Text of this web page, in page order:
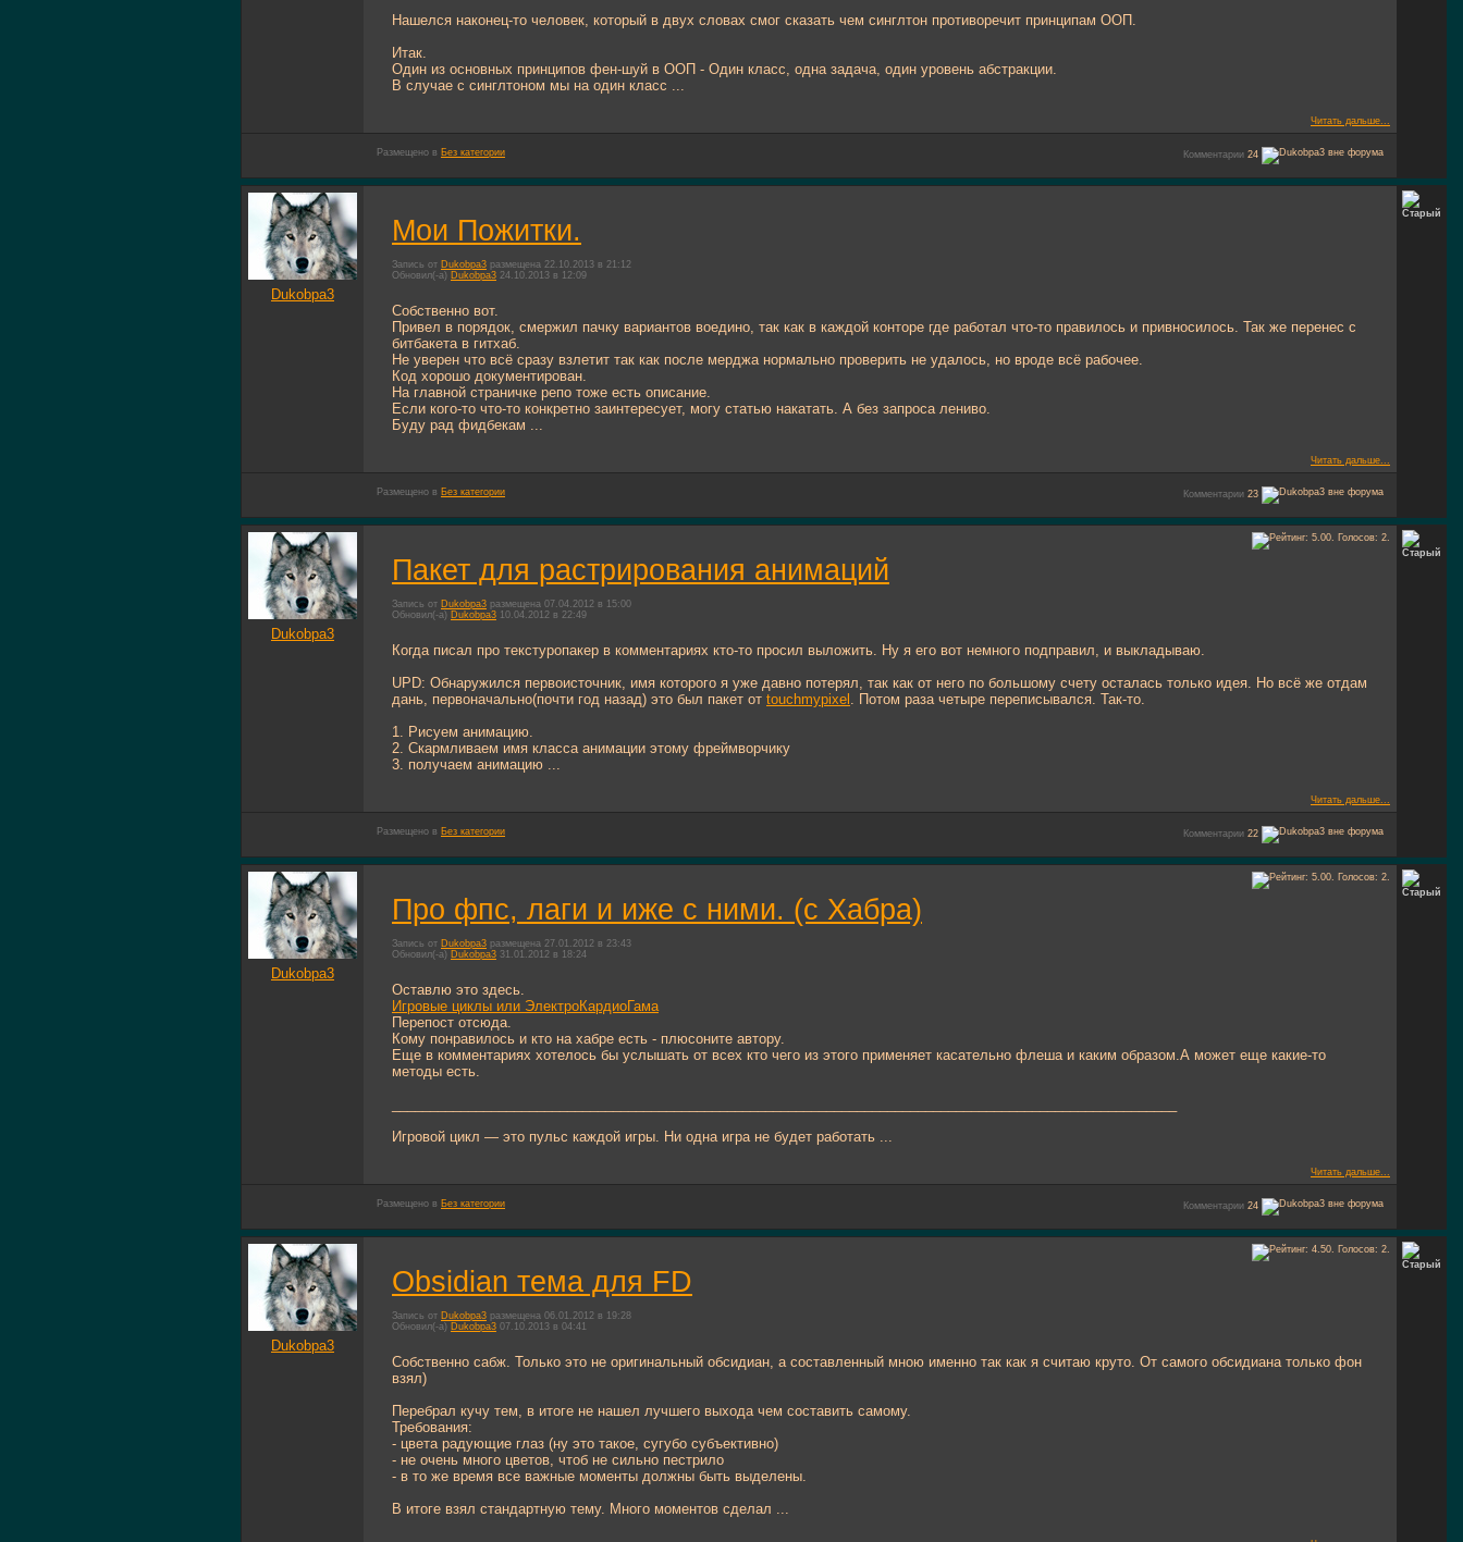
Нашелся наконец-то человек, который в двух словах смог сказать чем синглтон противоречит принципам ООП.
Итак.
Один из основных принципов фен-шуй в ООП - Один класс, одна задача, один уровень абстракции.
В случае с синглтоном мы на один класс ...
Читать дальше...
Размещено в Без категории Комментарии 24
Dukobpa3
Мои Пожитки.
Запись от Dukobpa3 размещена 22.10.2013 в 21:12
Обновил(-а) Dukobpa3 24.10.2013 в 12:09
Собственно вот.
Привел в порядок, смержил пачку вариантов воедино, так как в каждой конторе где работал что-то правилось и привносилось. Так же перенес с
битбакета в гитхаб.
Не уверен что всё сразу взлетит так как после мерджа нормально проверить не удалось, но вроде всё рабочее.
Код хорошо документирован.
На главной страничке репо тоже есть описание.
Если кого-то что-то конкретно заинтересует, могу статью накатать. А без запроса лениво.
Буду рад фидбекам ...
Читать дальше...
Размещено в Без категории Комментарии 23
Dukobpa3
Пакет для растрирования анимаций
Запись от Dukobpa3 размещена 07.04.2012 в 15:00
Обновил(-а) Dukobpa3 10.04.2012 в 22:49
Когда писал про текстуропакер в комментариях кто-то просил выложить. Ну я его вот немного подправил, и выкладываю.
UPD: Обнаружился первоисточник, имя которого я уже давно потерял, так как от него по большому счету осталась только идея. Но всё же отдам
дань, первоначально(почти год назад) это был пакет от touchmypixel . Потом раза четыре переписывался. Так-то.
1. Рисуем анимацию.
2. Скармливаем имя класса анимации этому фреймворчику
3. получаем анимацию ...
Читать дальше...
Размещено в Без категории Комментарии 22
Dukobpa3
Про фпс, лаги и иже с ними. (с Хабра)
Запись от Dukobpa3 размещена 27.01.2012 в 23:43
Обновил(-а) Dukobpa3 31.01.2012 в 18:24
Оставлю это здесь.
Игровые циклы или ЭлектроКардиоГама
Перепост отсюда.
Кому понравилось и кто на хабре есть - плюсоните автору.
Еще в комментариях хотелось бы услышать от всех кто чего из этого применяет касательно флеша и каким образом.А может еще какие-то
методы есть.
Игровой цикл — это пульс каждой игры. Ни одна игра не будет работать ...
Читать дальше...
Размещено в Без категории Комментарии 24
Dukobpa3
Obsidian тема для FD
Запись от Dukobpa3 размещена 06.01.2012 в 19:28
Обновил(-а) Dukobpa3 07.10.2013 в 04:41
Собственно сабж. Только это не оригинальный обсидиан, а составленный мною именно так как я считаю круто. От самого обсидиана только фон
взял)
Перебрал кучу тем, в итоге не нашел лучшего выхода чем составить самому.
Требования:
- цвета радующие глаз (ну это такое, сугубо субъективно)
- не очень много цветов, чтоб не сильно пестрило
- в то же время все важные моменты должны быть выделены.
В итоге взял стандартную тему. Много моментов сделал ...